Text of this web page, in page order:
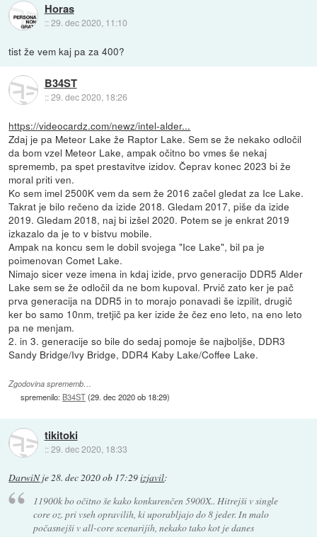
Horas
::29. dec 2020, 11:10
tist že vem kaj pa za 400?
B34ST
::29. dec 2020, 18:26
https://videocardz.com/newz/intel-alder...
Zdaj je pa Meteor Lake že Raptor Lake. Sem se že nekako odločil
da bom vzel Meteor Lake, ampak očitno bo vmes še nekaj
sprememb, pa spet prestavitve izidov. Čeprav konec 2023 bi že
moral priti ven.
Ko sem imel 2500K vem da sem že 2016 začel gledat za Ice Lake.
Takrat je bilo rečeno da izide 2018. Gledam 2017, piše da izide
2019. Gledam 2018, naj bi izšel 2020. Potem se je enkrat 2019
izkazalo da je to v bistvu mobile.
Ampak na koncu sem le dobil svojega "Ice Lake", bil pa je
poimenovan Comet Lake.
Nimajo sicer veze imena in kdaj izide, prvo generacijo DDR5 Alder
Lake sem se že odločil da ne bom kupoval. Prvič zato ker je pač
prva generacija na DDR5 in to morajo ponavadi še izpilit, drugič
ker bo samo 10nm, tretjič pa ker izide že čez eno leto, na eno leto
pa ne menjam.
2. in 3. generacije so bile do sedaj pomoje še najboljše, DDR3
Sandy Bridge/Ivy Bridge, DDR4 Kaby Lake/Coffee Lake.
Zgodovina sprememb…
spremenilo: B34ST(29. dec 2020 ob 18:29)
tikitoki
::29. dec 2020, 18:33
DarwiNje28. dec 2020 ob 17:29izjavil:
11900k bo očitno še kako konkurenčen 5900X.. Hitrejši v single
core oz. pri vseh opravilih, ki uporabljajo do 8 jeder. In malo
počasnejši v all-core scenarijih, nekako tako kot je danes